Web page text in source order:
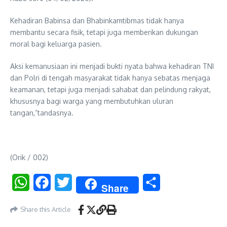
Kehadiran Babinsa dan Bhabinkamtibmas tidak hanya
membantu secara fisik, tetapi juga memberikan dukungan
moral bagi keluarga pasien.
Aksi kemanusiaan ini menjadi bukti nyata bahwa kehadiran TNI
dan Polri di tengah masyarakat tidak hanya sebatas menjaga
keamanan, tetapi juga menjadi sahabat dan pelindung rakyat,
khususnya bagi warga yang membutuhkan uluran
tangan,”tandasnya.
(Orik / 002)
WhatsAppFacebookTwitter Share
Share this Article